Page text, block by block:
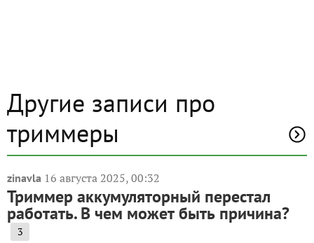
Другие записи про
триммеры
zinavla 16 августа 2025, 00:32
Триммер аккумуляторный перестал
работать. В чем может быть причина?
3